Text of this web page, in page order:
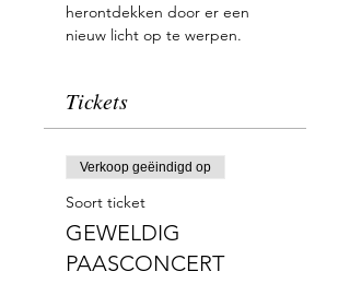
herontdekken door er een
nieuw licht op te werpen.
Tickets
Verkoop geëindigd op
Soort ticket
GEWELDIG
PAASCONCERT